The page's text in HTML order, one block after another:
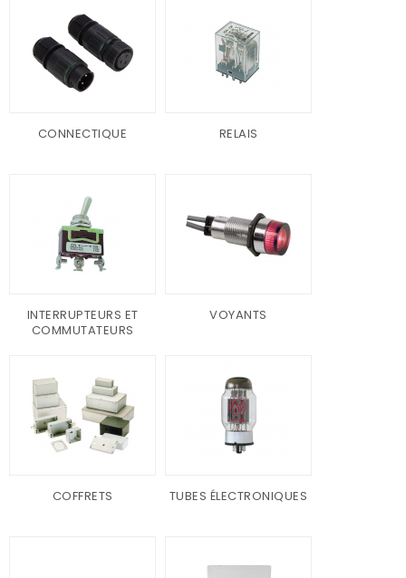
CONNECTIQUE RELAIS
INTERRUPTEURS ET
COMMUTATEURS
VOYANTS
COFFRETS TUBES ÉLECTRONIQUES